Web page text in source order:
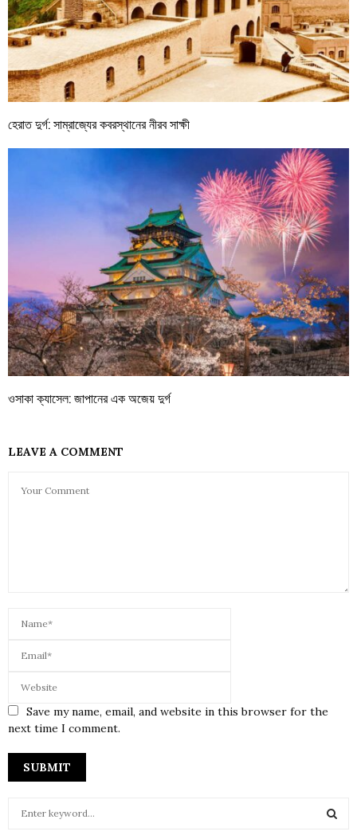
হেরাত দুর্গ: সাম্রাজ্যের কবরস্থানের নীরব সাক্ষী
ওসাকা ক্যাসেল: জাপানের এক অজেয় দুর্গ
LEAVE A COMMENT
Save my name, email, and website in this browser for the
next time I comment.